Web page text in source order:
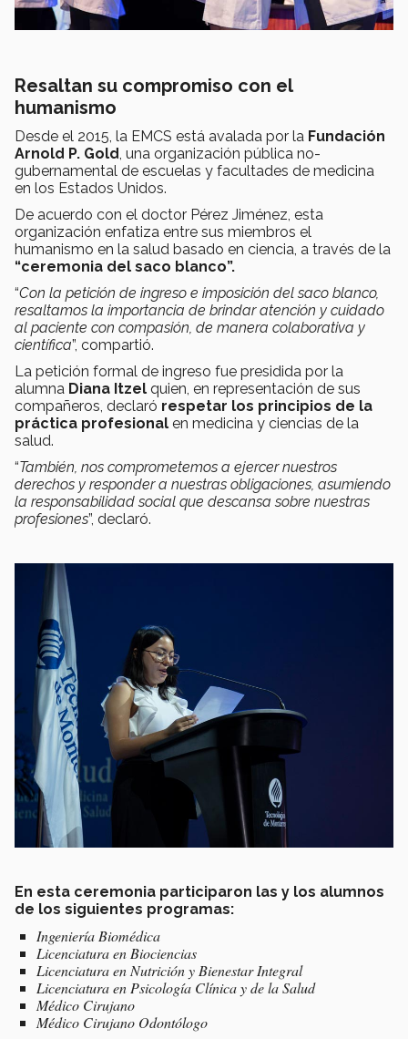
Resaltan su compromiso con el
humanismo
Desde el 2015, la EMCS está avalada por la Fundación
Arnold P. Gold , una organización pública no-
gubernamental de escuelas y facultades de medicina
en los Estados Unidos.
De acuerdo con el doctor Pérez Jiménez, esta
organización enfatiza entre sus miembros el
humanismo en la salud basado en ciencia, a través de la
“ceremonia del saco blanco”.
“Con la petición de ingreso e imposición del saco blanco,
resaltamos la importancia de brindar atención y cuidado
al paciente con compasión, de manera colaborativa y
científica”, compartió.
La petición formal de ingreso fue presidida por la
alumna Diana Itzel quien, en representación de sus
compañeros, declaró respetar los principios de la
práctica profesional en medicina y ciencias de la
salud.
“También, nos comprometemos a ejercer nuestros
derechos y responder a nuestras obligaciones, asumiendo
la responsabilidad social que descansa sobre nuestras
profesiones”, declaró.
En esta ceremonia participaron las y los alumnos
de los siguientes programas:
Ingeniería Biomédica
Licenciatura en Biociencias
Licenciatura en Nutrición y Bienestar Integral
Licenciatura en Psicología Clínica y de la Salud
Médico Cirujano
Médico Cirujano Odontólogo